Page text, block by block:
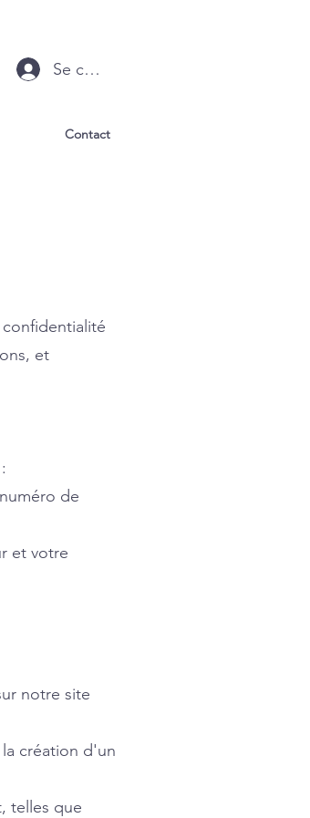
Se connecter
Contact
et
de
et votre
notre site
création d'un
telles que